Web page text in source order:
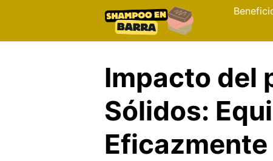
Impacto del
Sólidos:
Eficazmente